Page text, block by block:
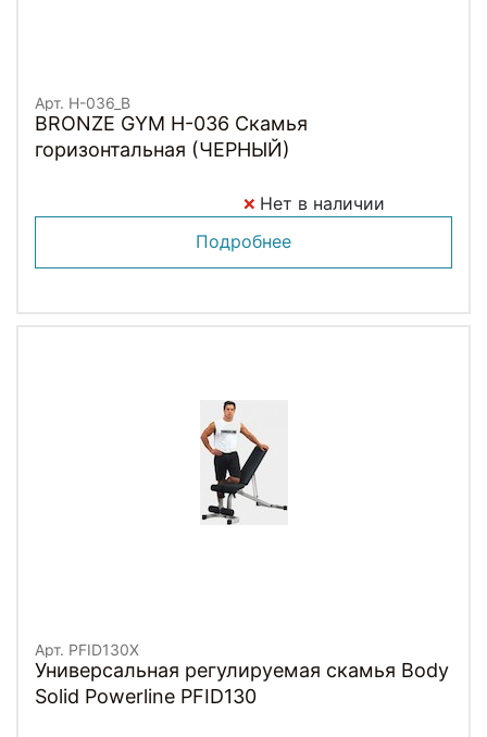
Арт. H-036_B
BRONZE GYM H-036 Скамья
горизонтальная (ЧЕРНЫЙ)
Нет в наличии
Подробнее
Арт. PFID130X
Универсальная регулируемая скамья Body
Solid Powerline PFID130